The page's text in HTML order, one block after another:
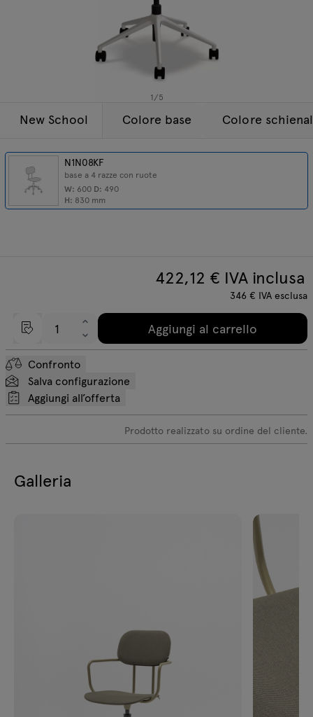
1/5
New School
N1N08KF
base a 4 razze con ruote
W: 600 D: 490
H: 830 mm
Colore base Colore
422,12 € IVA inclusa
346 € IVA esclusa
Aggiungi al carrello
Confronto
Salva configurazione
Aggiungi all’offerta
Prodotto realizzato su ordine del cliente.
Galleria